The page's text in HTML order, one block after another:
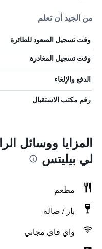
من الجيد أن تعلم
وقت تسجيل الصعود للطائرة
وقت تسجيل المغادرة
الدفع والإلغاء
رقم مكتب الاستقبال
المزايا ووسائل
لي بيليتس
مطعم
بار / صالة
واي فاي مجاني